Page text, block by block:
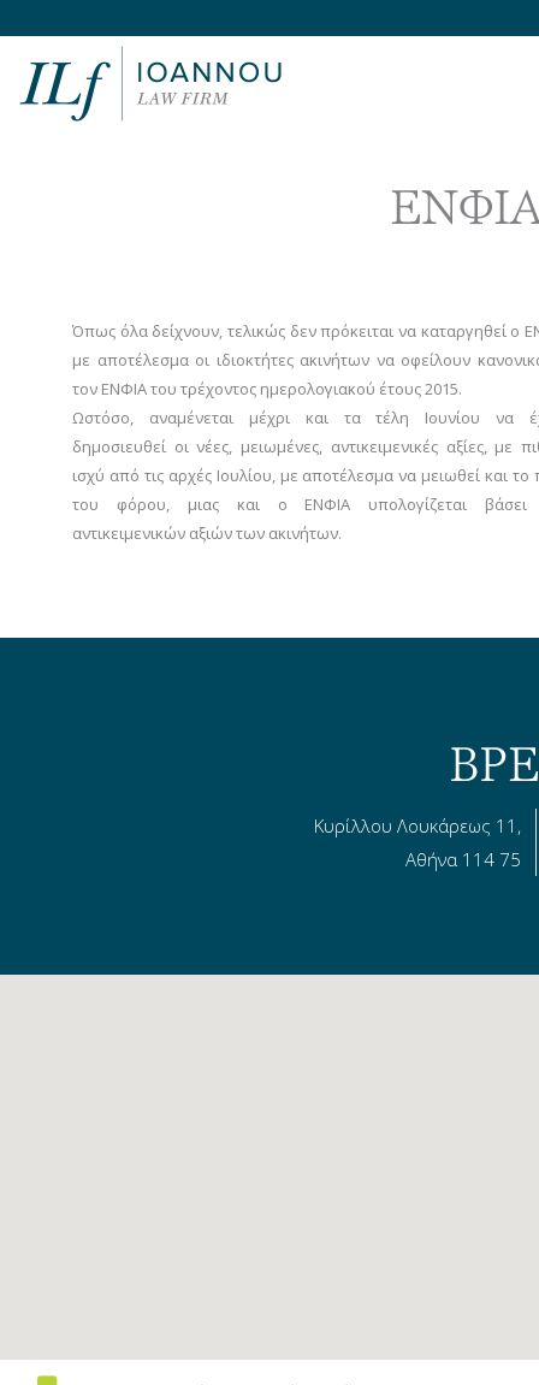
ΕΝΦΙΑ
Όπως όλα δείχνουν, τελικώς δεν πρόκειται να καταργηθεί ο
με αποτέλεσμα οι ιδιοκτήτες ακινήτων να οφείλουν
τον ΕΝΦΙΑ του τρέχοντος ημερολογιακού έτους 2015.
Ωστόσο, αναμένεται μέχρι και τα τέλη Ιουνίου να
δημοσιευθεί οι νέες, μειωμένες, αντικειμενικές αξίες, με
ισχύ από τις αρχές Ιουλίου, με αποτέλεσμα να μειωθεί και
του φόρου, μιας και ο ΕΝΦΙΑ υπολογίζεται
αντικειμενικών αξιών των ακινήτων.
Κυρίλλου Λουκάρεως 11,
Αθήνα 114 75